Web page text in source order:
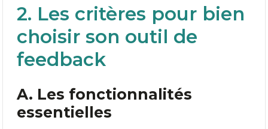
2. Les critères pour bien
choisir son outil de
feedback
A. Les fonctionnalités
essentielles